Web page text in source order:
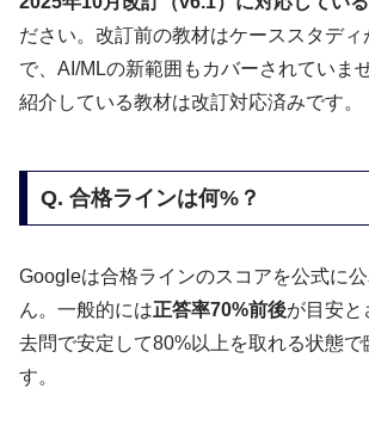
ださい。改訂前の教材はケーススタディ
で、AI/MLの新範囲もカバーされていま
紹介している教材は改訂対応済みです。
Q. 合格ラインは何%？
Googleは合格ラインのスコアを公式に
ん。一般的には正答率70%前後が目安と
去問で安定して80%以上を取れる状態
す。